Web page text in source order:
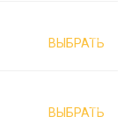
ВЫБРАТЬ
ВЫБРАТЬ